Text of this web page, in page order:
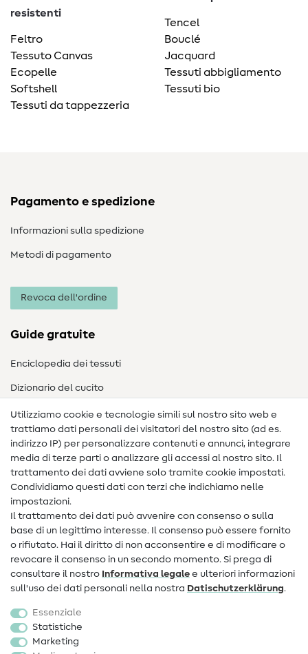
resistenti
Feltro
Tessuto Canvas
Ecopelle
Softshell
Tessuti da tappezzeria
Tencel
Bouclé
Jacquard
Tessuti abbigliamento
Tessuti bio
Pagamento e spedizione
Informazioni sulla spedizione
Metodi di pagamento
Revoca dell'ordine
Guide gratuite
Enciclopedia dei tessuti
Dizionario del cucito
Nähanleitungen
Assistenza e contatto
Contatto
Informazioni sul nuovo proprietario
FAQ
Diritto di recesso
Popolare
Accessori cucito
Sale
Utilizziamo cookie e tecnologie simili sul nostro sito web e
trattiamo dati personali dei visitatori del nostro sito (ad es.
indirizzo IP) per personalizzare contenuti e annunci, integrare
media di terze parti o analizzare gli accessi al nostro sito. Il
trattamento dei dati avviene solo tramite cookie impostati.
Condividiamo questi dati con terzi che indichiamo nelle
impostazioni.
Il trattamento dei dati può avvenire con consenso o sulla
base di un legittimo interesse. Il consenso può essere fornito
o rifiutato. Hai il diritto di non acconsentire e di modificare o
revocare il consenso in un secondo momento. Si prega di
consultare il nostro Informativa legale e ulteriori informazioni
sull'uso dei dati personali nella nostra Dati­schutz­erklärung.
Essenziale
Statistiche
Marketing